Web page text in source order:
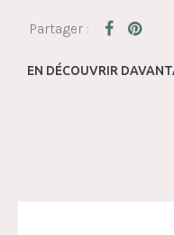
EN DÉCOUVRIR